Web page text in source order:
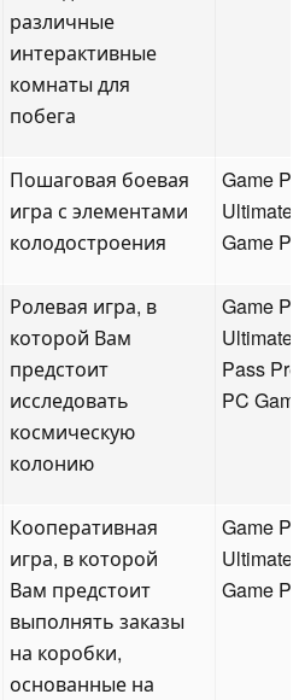
различные
интерактивные
комнаты для
побега
Пошаговая боевая
игра с элементами
колодостроения
Game
Game
Ролевая игра, в
которой Вам
предстоит
исследовать
космическую
колонию
Game
Pass
PC
Кооперативная
игра, в которой
Вам предстоит
выполнять заказы
на коробки,
основанные на
Game
Game